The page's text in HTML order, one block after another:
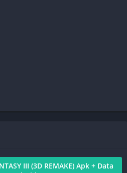
III (3D REMAKE) Apk + Data